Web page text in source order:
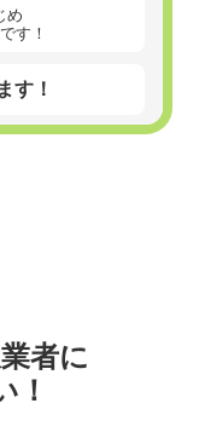
め
す！
す！
者に
！